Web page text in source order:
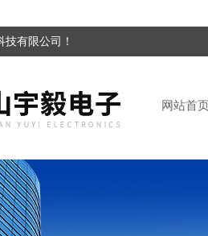
有限公司！
网站首